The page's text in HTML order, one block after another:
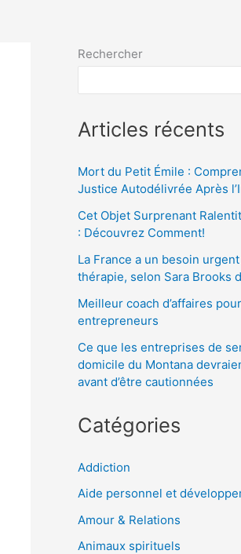
Rechercher
Articles récents
Mort du Petit Émile :
Justice Autodélivrée Après
Cet Objet Surprenant
: Découvrez Comment!
La France a un besoin urgent
thérapie, selon Sara Brooks
Meilleur coach d’affaires
entrepreneurs
Ce que les entreprises de
domicile du Montana
avant d’être cautionnées
Catégories
Addiction
Aide personnel et
Amour & Relations
Animaux spirituels